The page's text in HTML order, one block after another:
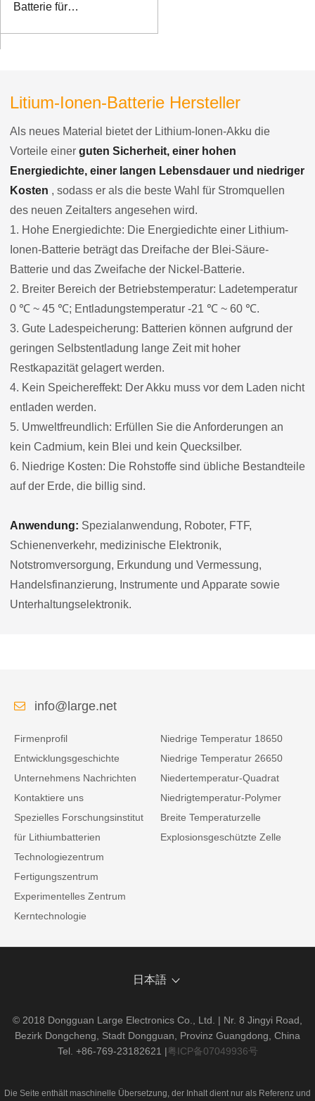
Batterie für
Litium-Ionen-Batterie Hersteller
Als neues Material bietet der Lithium-Ionen-Akku die
Vorteile einer guten Sicherheit, einer hohen
Energiedichte, einer langen Lebensdauer und niedriger
Kosten , sodass er als die beste Wahl für Stromquellen
des neuen Zeitalters angesehen wird.
1. Hohe Energiedichte: Die Energiedichte einer Lithium-
Ionen-Batterie beträgt das Dreifache der Blei-Säure-
Batterie und das Zweifache der Nickel-Batterie.
2. Breiter Bereich der Betriebstemperatur: Ladetemperatur
0 ℃ ~ 45 ℃; Entladungstemperatur -21 ℃ ~ 60 ℃.
3. Gute Ladespeicherung: Batterien können aufgrund der
geringen Selbstentladung lange Zeit mit hoher
Restkapazität gelagert werden.
4. Kein Speichereffekt: Der Akku muss vor dem Laden nicht
entladen werden.
5. Umweltfreundlich: Erfüllen Sie die Anforderungen an
kein Cadmium, kein Blei und kein Quecksilber.
6. Niedrige Kosten: Die Rohstoffe sind übliche Bestandteile
auf der Erde, die billig sind.
Anwendung: Spezialanwendung, Roboter, FTF,
Schienenverkehr, medizinische Elektronik,
Notstromversorgung, Erkundung und Vermessung,
Handelsfinanzierung, Instrumente und Apparate sowie
Unterhaltungselektronik.
info@large.net
Firmenprofil
Entwicklungsgeschichte
Unternehmens Nachrichten
Kontaktiere uns
Spezielles Forschungsinstitut
für Lithiumbatterien
Technologiezentrum
Fertigungszentrum
Experimentelles Zentrum
Kerntechnologie
Niedrige Temperatur 18650
Niedrige Temperatur 26650
Niedertemperatur-Quadrat
Niedrigtemperatur-Polymer
Breite Temperaturzelle
Explosionsgeschützte Zelle
日本語
© 2018 Dongguan Large Electronics Co., Ltd. | Nr. 8 Jingyi Road,
Bezirk Dongcheng, Stadt Dongguan, Provinz Guangdong, China
Tel. +86-769-23182621 |粤ICP备07049936号
Die Seite enthält maschinelle Übersetzung, der Inhalt dient nur als Referenz und